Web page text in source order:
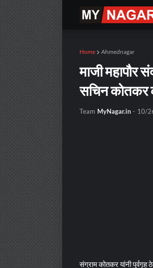
Home Ahmednagar
माजी महापौर
सचिन कोतकर
Team MyNagar.in - 10/
संग्राम कोतकर यांनी